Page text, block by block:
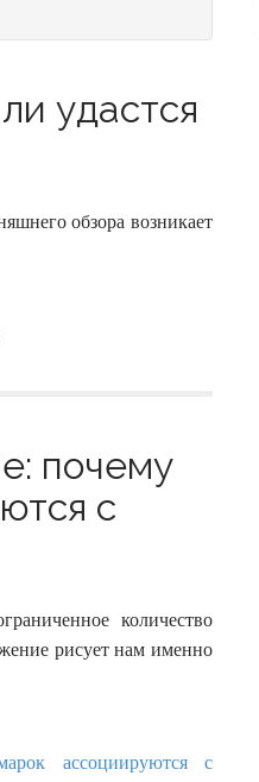
удастся
обзора возникает
почему
с
количество
рисует нам именно